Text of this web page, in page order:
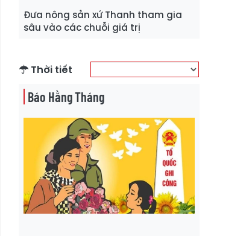
Đưa nông sản xứ Thanh tham gia
sâu vào các chuỗi giá trị
Thời tiết
Báo Hằng Tháng